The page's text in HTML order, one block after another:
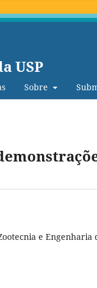
USP
Sobre
e Engenharia